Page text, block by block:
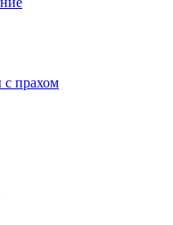
с прахом